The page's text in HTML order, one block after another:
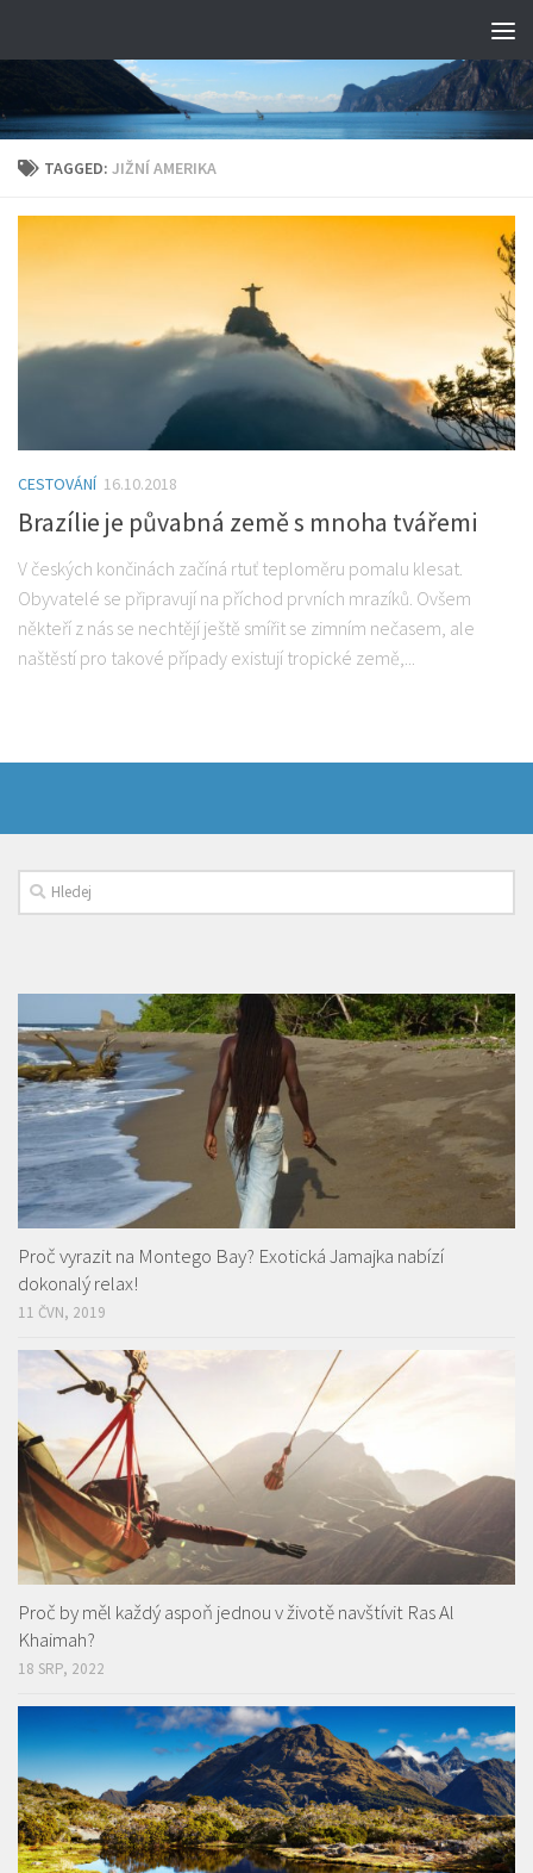
TAGGED: JIŽNÍ AMERIKA
CESTOVÁNÍ 16.10.2018
Brazílie je půvabná země s mnoha tvářemi
V českých končinách začíná rtuť teploměru pomalu klesat.
Obyvatelé se připravují na příchod prvních mrazíků. Ovšem
někteří z nás se nechtějí ještě smířit se zimním nečasem, ale
naštěstí pro takové případy existují tropické země,...
Proč vyrazit na Montego Bay? Exotická Jamajka nabízí
dokonalý relax!
11 ČVN, 2019
Proč by měl každý aspoň jednou v životě navštívit Ras Al
Khaimah?
18 SRP, 2022